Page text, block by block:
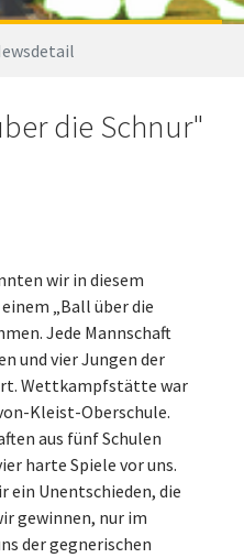
die Schnur"
wir in diesem
„Ball über die
Jede Mannschaft
und vier Jungen der
Wettkampfstätte war
Kleist-Oberschule.
aus fünf Schulen
harte Spiele vor uns.
ein Unentschieden, die
gewinnen, nur im
der gegnerischen